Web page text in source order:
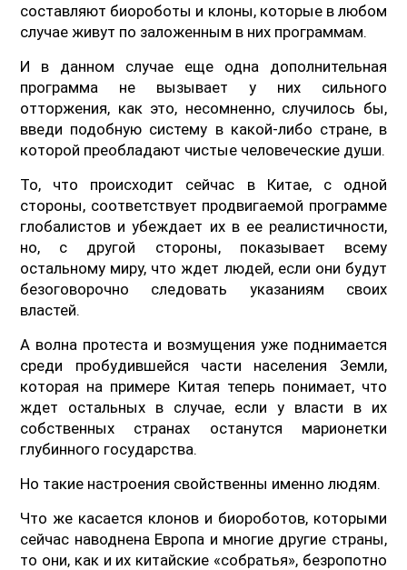
составляют биороботы и клоны, которые в любом
случае живут по заложенным в них программам.
И в данном случае еще одна дополнительная
программа не вызывает у них сильного
отторжения, как это, несомненно, случилось бы,
введи подобную систему в какой-либо стране, в
которой преобладают чистые человеческие души.
То, что происходит сейчас в Китае, с одной
стороны, соответствует продвигаемой программе
глобалистов и убеждает их в ее реалистичности,
но, с другой стороны, показывает всему
остальному миру, что ждет людей, если они будут
безоговорочно следовать указаниям своих
властей.
А волна протеста и возмущения уже поднимается
среди пробудившейся части населения Земли,
которая на примере Китая теперь понимает, что
ждет остальных в случае, если у власти в их
собственных странах останутся марионетки
глубинного государства.
Но такие настроения свойственны именно людям.
Что же касается клонов и биороботов, которыми
сейчас наводнена Европа и многие другие страны,
то они, как и их китайские «собратья», безропотно